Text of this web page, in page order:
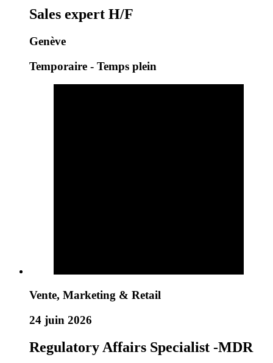
Sales expert H/F
Genève
Temporaire - Temps plein
Vente, Marketing & Retail
24 juin 2026
Regulatory Affairs Specialist -MDR